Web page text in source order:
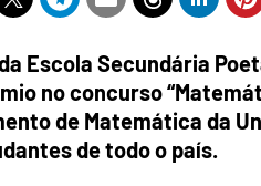
Escola Secundária
no concurso
de Matemática da
de todo o país.